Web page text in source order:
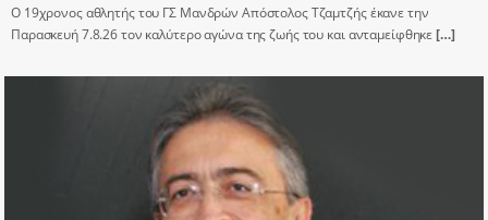
Ο 19χρονος αθλητής του ΓΣ Μανδρών Απόστολος Τζαμτζής έκανε την
Παρασκευή 7.8.26 τον καλύτερο αγώνα της ζωής του και ανταμείφθηκε[…]